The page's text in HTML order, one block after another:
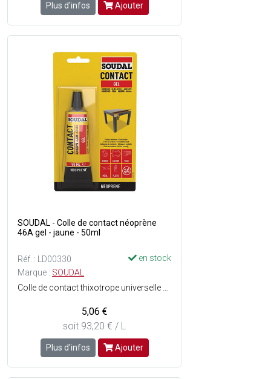
Plus d'infos Ajouter
SOUDAL - Colle de contact néoprène
46A gel - jaune - 50ml
Réf. : LD00330
en stock
Marque : SOUDAL
5,06 €
soit 93,20 € / L
Plus d'infos Ajouter